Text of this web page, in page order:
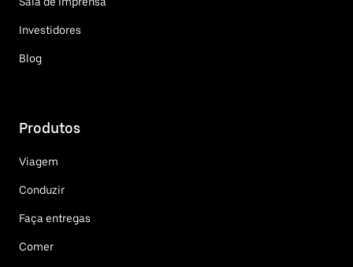
Investidores
Blog
Produtos
Viagem
Conduzir
Faça entregas
Comer